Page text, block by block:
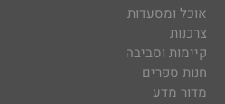
אוכל ומסעדות
צרכנות
קיימות וסביבה
חנות ספרים
מדור מדע